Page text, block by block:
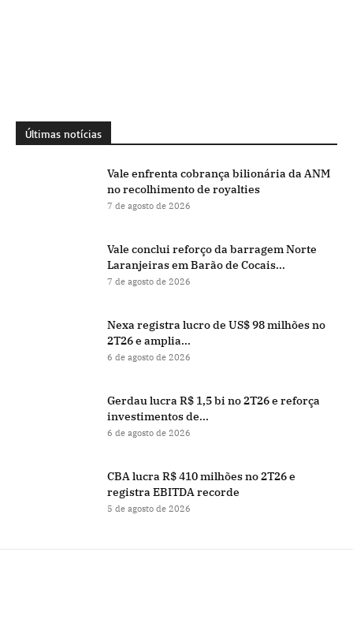
Últimas notícias
Vale enfrenta cobrança bilionária da ANM
no recolhimento de royalties
7 de agosto de 2026
Vale conclui reforço da barragem Norte
Laranjeiras em Barão de Cocais...
7 de agosto de 2026
Nexa registra lucro de US$ 98 milhões no
2T26 e amplia...
6 de agosto de 2026
Gerdau lucra R$ 1,5 bi no 2T26 e reforça
investimentos de...
6 de agosto de 2026
CBA lucra R$ 410 milhões no 2T26 e
registra EBITDA recorde
5 de agosto de 2026